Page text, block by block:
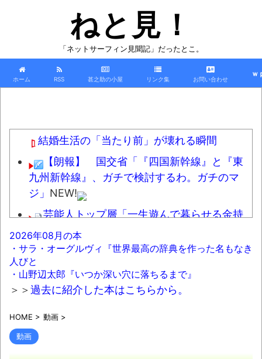
ねと見！
「ネットサーフィン見聞記」だったとこ。
ホーム RSS 甚之助の小屋 リンク集 お問い合わせ
ｗ
結婚生活の「当たり前」が壊れる瞬間
【朗報】 国交省「『四国新幹線』と『東
九州新幹線』、ガチで検討するわ。ガチのマ
ジ」 NEW!
芸能人トップ層「一生遊んで暮らせる金持
ってます」←不祥事起こしても引退せず仕事続
けたがる理由NEW!
【芸能】元EXILE・黒木啓司さん、妻・宮崎
麗果被告へのDVで逮捕されていたと判明（全
身打撲、頭部裂傷及び打撲、頸部損傷）
2026年08月の本
・サラ・オーグルヴィ『世界最高の辞典を作った名もなき
人びと
・山野辺太郎『いつか深い穴に落ちるまで』
＞＞過去に紹介した本はこちらから。
HOME > 動画 >
動画